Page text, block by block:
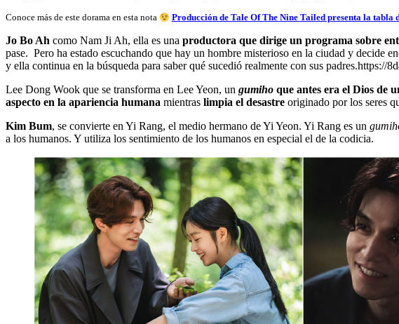
Conoce más de este dorama en esta nota Producción de Tale Of The Nine Tailed presenta la tabla
Jo Bo Ah como Nam Ji Ah, ella es una productora que dirige un programa sobre
pase. Pero ha estado escuchando que hay un hombre misterioso en la ciudad y decide
y ella continua en la búsqueda para saber qué sucedió realmente con sus
Lee Dong Wook que se transforma en Lee Yeon, un gumiho que antes era el Dios de
aspecto en la apariencia humana mientras limpia el desastre originado por los seres
Kim Bum, se convierte en Yi Rang, el medio hermano de Yi Yeon. Yi Rang es un
a los humanos. Y utiliza los sentimiento de los humanos en especial el de la codicia.